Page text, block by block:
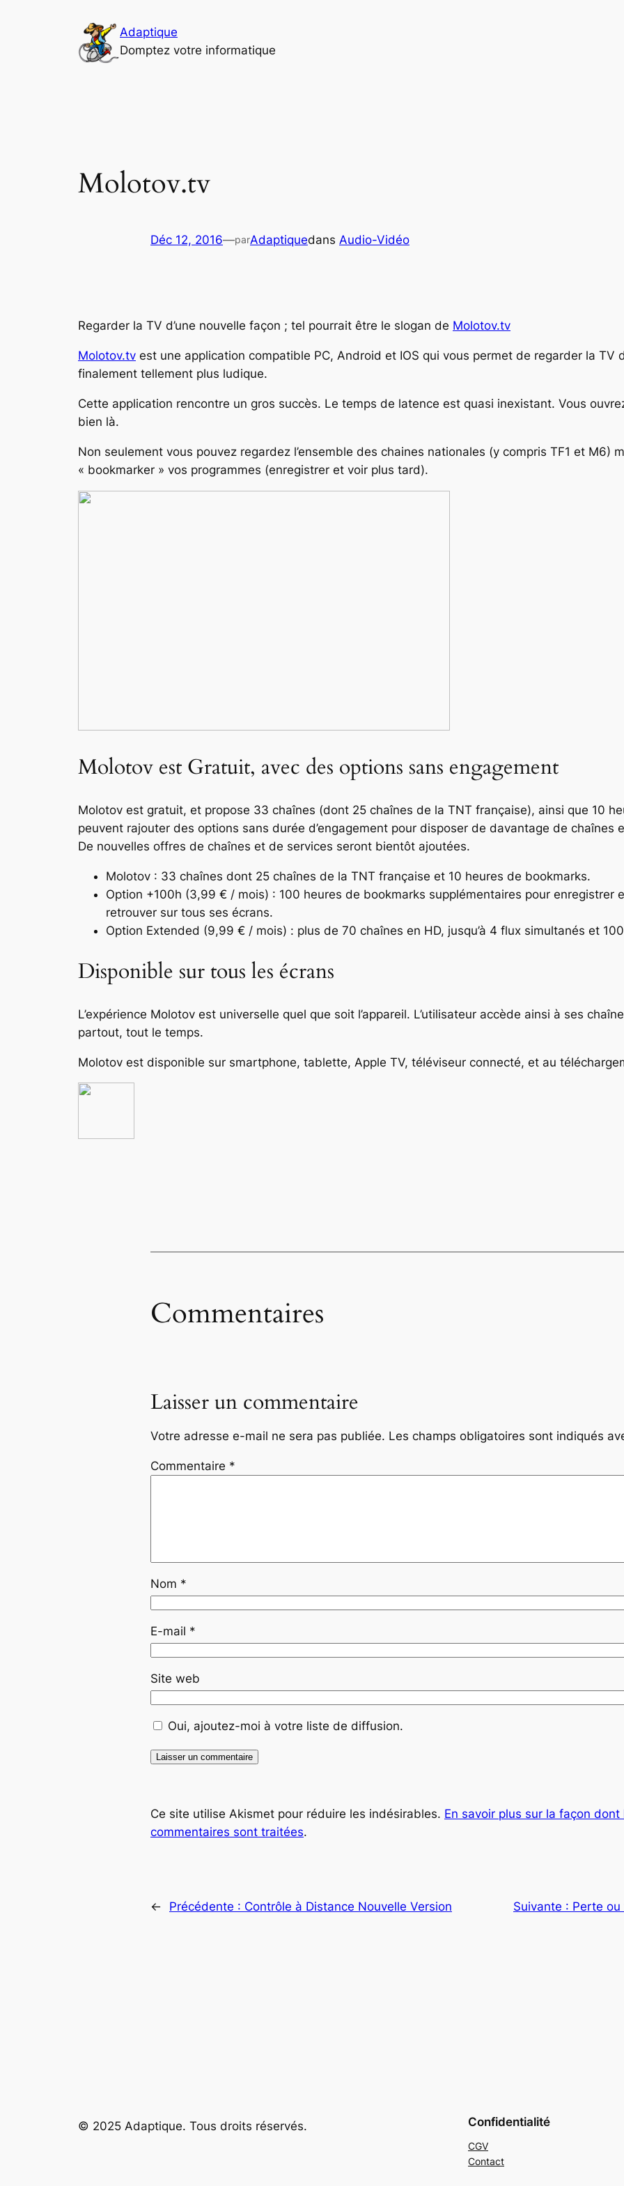
Adaptique
Domptez votre informatique
Molotov.tv
Déc 12, 2016—parAdaptiquedans Audio-Vidéo
Regarder la TV d’une nouvelle façon ; tel pourrait être le slogan de Molotov.tv
Molotov.tv est une application compatible PC, Android et IOS qui vous permet de regarder la TV
finalement tellement plus ludique.
Cette application rencontre un gros succès. Le temps de latence est quasi inexistant. Vous
bien là.
Non seulement vous pouvez regardez l’ensemble des chaines nationales (y compris TF1 et M6)
« bookmarker » vos programmes (enregistrer et voir plus tard).
Molotov est Gratuit, avec des options sans engagement
Molotov est gratuit, et propose 33 chaînes (dont 25 chaînes de la TNT française), ainsi que 10
peuvent rajouter des options sans durée d’engagement pour disposer de davantage de
De nouvelles offres de chaînes et de services seront bientôt ajoutées.
Molotov : 33 chaînes dont 25 chaînes de la TNT française et 10 heures de bookmarks.
Option +100h (3,99 € / mois) : 100 heures de bookmarks supplémentaires pour enregistrer
retrouver sur tous ses écrans.
Option Extended (9,99 € / mois) : plus de 70 chaînes en HD, jusqu’à 4 flux simultanés et
Disponible sur tous les écrans
L’expérience Molotov est universelle quel que soit l’appareil. L’utilisateur accède ainsi à ses
partout, tout le temps.
Molotov est disponible sur smartphone, tablette, Apple TV, téléviseur connecté, et au
Commentaires
Laisser un commentaire
Votre adresse e-mail ne sera pas publiée. Les champs obligatoires sont indiqués
Commentaire *
Nom *
E-mail *
Site web
Oui, ajoutez-moi à votre liste de diffusion.
Ce site utilise Akismet pour réduire les indésirables. En savoir plus sur la façon
commentaires sont traitées.
← Précédente : Contrôle à Distance Nouvelle Version Suivante : Perte ou
© 2025 Adaptique. Tous droits réservés. Confidentialité
CGV
Contact